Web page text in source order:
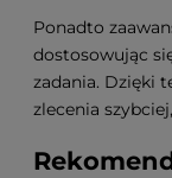
Ponadto
dostosowując
zadania. Dzięki
zlecenia